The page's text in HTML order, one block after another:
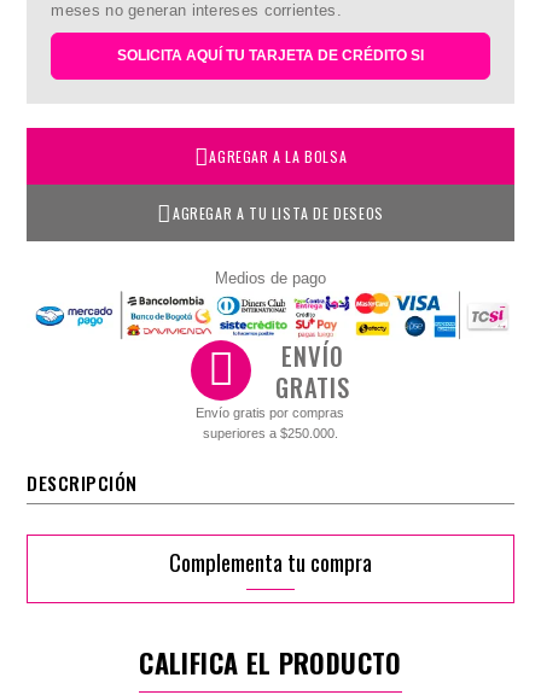
meses no generan intereses corrientes.
SOLICITA AQUÍ TU TARJETA DE CRÉDITO SI
AGREGAR A LA BOLSA
AGREGAR A TU LISTA DE DESEOS
Medios de pago
ENVÍO
GRATIS
Envío gratis por compras
superiores a $250.000.
DESCRIPCIÓN
Complementa tu compra
CALIFICA EL PRODUCTO